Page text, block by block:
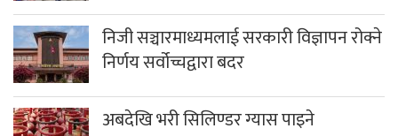
निजी सञ्चारमाध्यमलाई सरकारी विज्ञापन रोक्ने
निर्णय सर्वोच्चद्वारा बदर
अबदेखि भरी सिलिण्डर ग्यास पाइने